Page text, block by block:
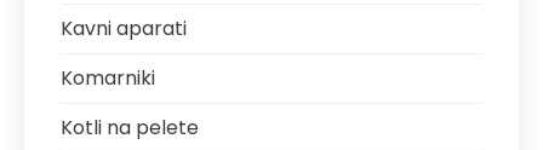
Kavni aparati
Komarniki
Kotli na pelete